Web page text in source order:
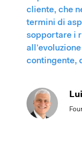
cliente, che
termini di
sopportare i
contingente,